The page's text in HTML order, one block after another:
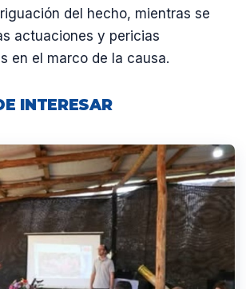
del hecho, mientras se
actuaciones y pericias
en el marco de la causa.
INTERESAR